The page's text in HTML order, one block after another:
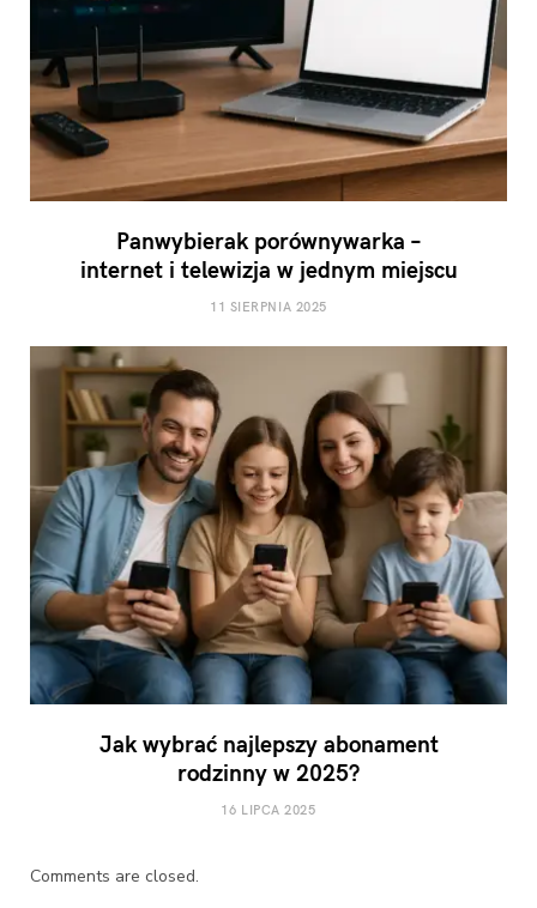
Panwybierak porównywarka –
internet i telewizja w jednym miejscu
11 SIERPNIA 2025
Jak wybrać najlepszy abonament
rodzinny w 2025?
16 LIPCA 2025
Comments are closed.